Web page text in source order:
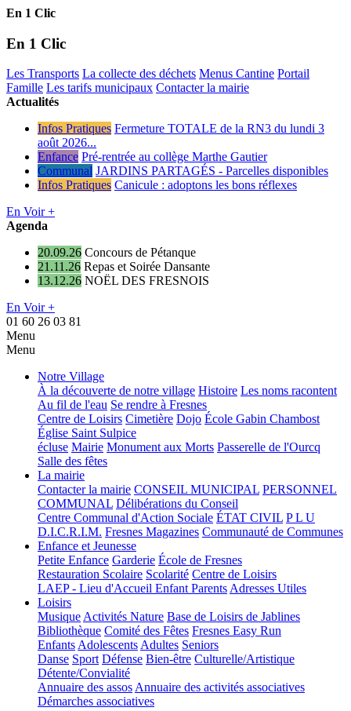
En 1 Clic
En 1 Clic
Les Transports La collecte des déchets Menus Cantine Portail
Famille Les tarifs municipaux Contacter la mairie
Actualités
Infos Pratiques Fermeture TOTALE de la RN3 du lundi 3
août 2026...
Enfance Pré-rentrée au collège Marthe Gautier
Communal JARDINS PARTAGÉS - Parcelles disponibles
Infos Pratiques Canicule : adoptons les bons réflexes
En Voir +
Agenda
20.09.26 Concours de Pétanque
21.11.26 Repas et Soirée Dansante
13.12.26 NOËL DES FRESNOIS
En Voir +
01 60 26 03 81
Menu
Menu
Notre Village
À la découverte de notre village Histoire Les noms racontent
Au fil de l'eau Se rendre à Fresnes
Centre de Loisirs Cimetière Dojo École Gabin Chambost
Église Saint Sulpice
écluse Mairie Monument aux Morts Passerelle de l'Ourcq
Salle des fêtes
La mairie
Contacter la mairie CONSEIL MUNICIPAL PERSONNEL
COMMUNAL Délibérations du Conseil
Centre Communal d'Action Sociale ÉTAT CIVIL P L U
D.I.C.R.I.M. Fresnes Magazines Communauté de Communes
Enfance et Jeunesse
Petite Enfance Garderie École de Fresnes
Restauration Scolaire Scolarité Centre de Loisirs
LAEP - Lieu d'Accueil Enfant ParentsAdresses Utiles
Loisirs
MusiqueActivités Nature Base de Loisirs de Jablines
Bibliothèque Comité des Fêtes Fresnes Easy Run
EnfantsAdolescentsAdultes Seniors
Danse Sport Défense Bien-être Culturelle/Artistique
Détente/Convialité
Annuaire des assosAnnuaire des activités associatives
Démarches associatives